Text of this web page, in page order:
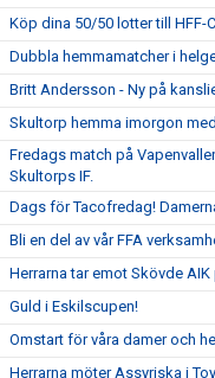
Köp dina 50/50 lotter till HFF-
Dubbla hemmamatcher i
Britt Andersson - Ny på
Skultorp hemma imorgon
Fredags match på
Skultorps IF.
Dags för Tacofredag!
Bli en del av vår FFA
Herrarna tar emot Skövde
Guld i Eskilscupen!
Omstart för våra damer och
Herrarna möter Assyriska i